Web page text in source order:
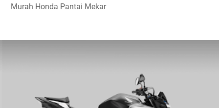
Murah Honda Pantai Mekar